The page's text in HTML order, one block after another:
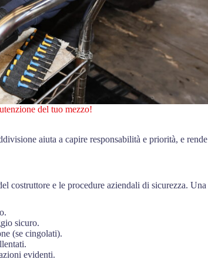
del tuo mezzo!
aiuta a capire responsabilità e priorità, e rende
costruttore e le procedure aziendali di sicurezza. Una
sicuro.
(se cingolati).
evidenti.